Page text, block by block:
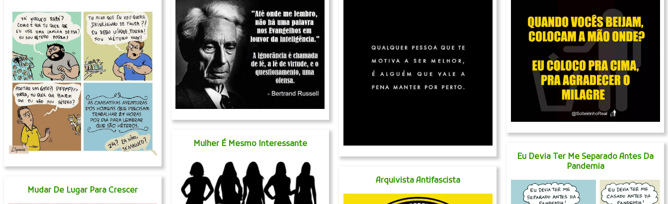
Mudar De Lugar Para Crescer
Mulher É Mesmo Interessante
Arquivista Antifascista
Eu Devia Ter Me Separado Antes Da
Pandemia